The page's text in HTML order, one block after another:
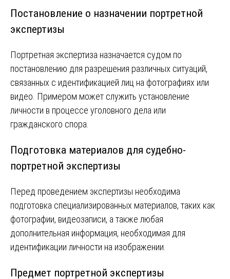
Постановление о назначении портретной
экспертизы
Портретная экспертиза назначается судом по
постановлению для разрешения различных ситуаций,
связанных с идентификацией лиц на фотографиях или
видео. Примером может служить установление
личности в процессе уголовного дела или
гражданского спора.
Подготовка материалов для судебно-
портретной экспертизы
Перед проведением экспертизы необходима
подготовка специализированных материалов, таких как
фотографии, видеозаписи, а также любая
дополнительная информация, необходимая для
идентификации личности на изображении.
Предмет портретной экспертизы